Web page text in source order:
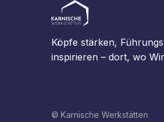
Köpfe stärken,
inspirieren – dort, wo
© Karnische Werkstätten